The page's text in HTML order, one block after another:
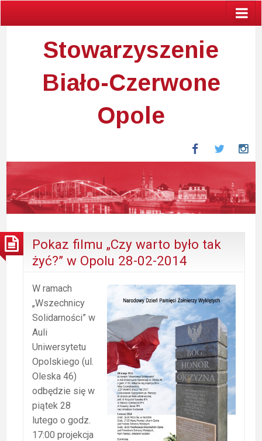
Stowarzyszenie
Biało-Czerwone
Opole
FacebookTwitter
Pokaz filmu „Czy warto było tak
żyć?” w Opolu 28-02-2014
W ramach
„Wszechnicy
Solidarności” w
Auli
Uniwersytetu
Opolskiego (ul.
Oleska 46)
odbędzie się w
piątek 28
lutego o godz.
17:00 projekcja